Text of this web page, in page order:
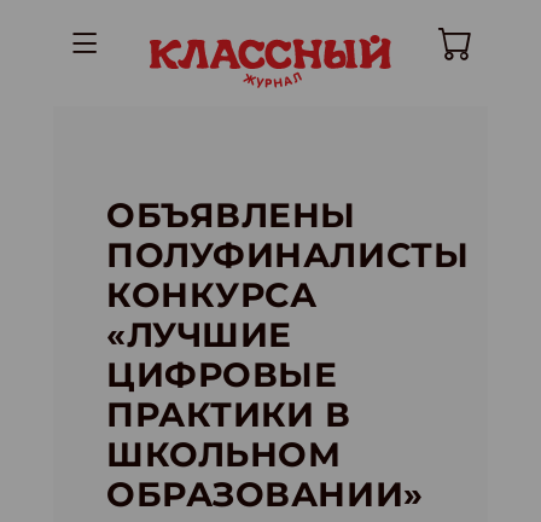
ОБЪЯВЛЕНЫ
ПОЛУФИНАЛИСТЫ
КОНКУРСА
«ЛУЧШИЕ
ЦИФРОВЫЕ
ПРАКТИКИ В
ШКОЛЬНОМ
ОБРАЗОВАНИИ»